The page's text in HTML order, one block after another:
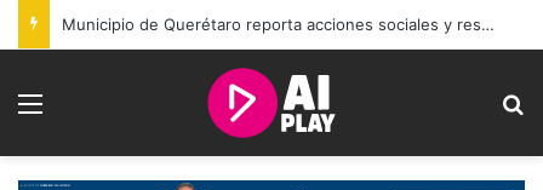
Municipio de Querétaro reporta acciones sociales y resultados de seguridad durante julio
Menu